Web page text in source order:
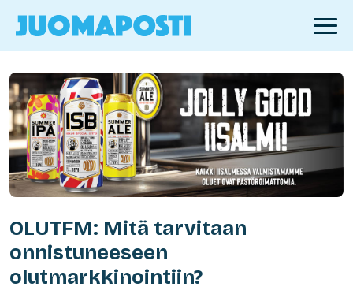
OLUTFM: Mitä tarvitaan
onnistuneeseen
olutmarkkinointiin?